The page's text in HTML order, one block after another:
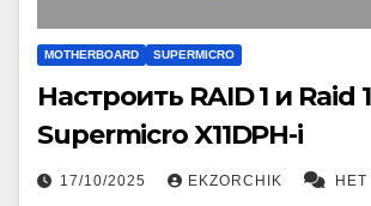
MOTHERBOARD SUPERMICRO
Настроить RAID 1 и Raid
Supermicro X11DPH-i
17/10/2025 EKZORCHIK НЕТ